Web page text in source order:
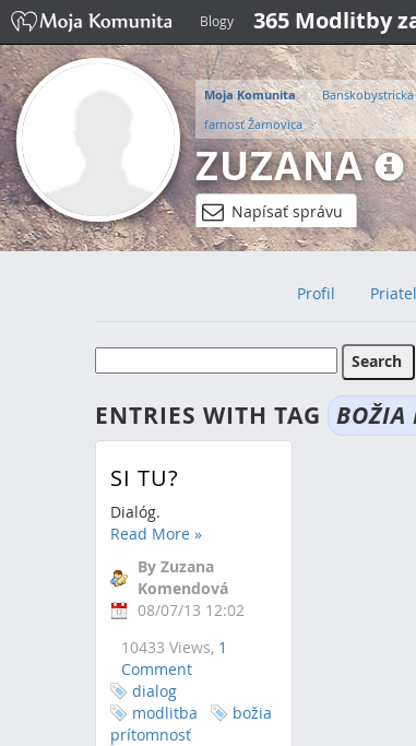
Blogy 365 Modlitby
Moja Komunita Banskobystrická
farnosť Žarnovica
ZUZANA
Napísať správu
Profil
ENTRIES WITH TAG BOŽIA
SI TU?
Dialóg.
Read More »
By Zuzana
Komendová
08/07/13 12:02
10433 Views, 1
Comment
dialog
modlitba
božia
prítomnosť